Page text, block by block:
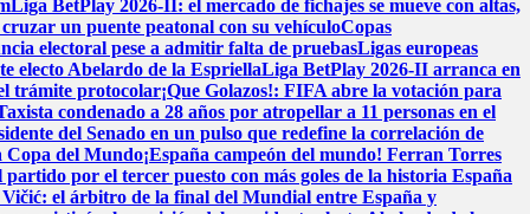
Liga BetPlay 2026-II: el mercado de fichajes se mueve con altas,
un puente peatonal con su vehículoCopas
electoral pese a admitir falta de pruebasLigas europeas
electo Abelardo de la EspriellaLiga BetPlay 2026-II arranca en
trámite protocolar¡Que Golazos!: FIFA abre la votación para
condenado a 28 años por atropellar a 11 personas en el
del Senado en un pulso que redefine la correlación de
Copa del Mundo¡España campeón del mundo! Ferran Torres
por el tercer puesto con más goles de la historia España
el árbitro de la final del Mundial entre España y